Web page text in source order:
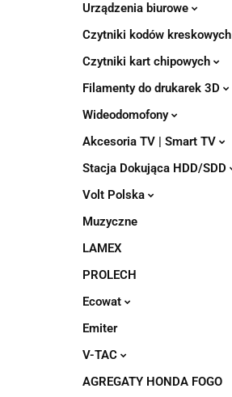
Urządzenia biurowe
Czytniki kodów kreskowych
Czytniki kart chipowych
Filamenty do drukarek 3D
Wideodomofony
Akcesoria TV | Smart TV
Stacja Dokująca HDD/SDD
Volt Polska
Muzyczne
LAMEX
PROLECH
Ecowat
Emiter
V-TAC
AGREGATY HONDA FOGO